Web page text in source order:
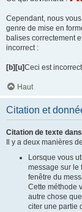
Cependant, nous
genre de mise en
balises correctement
incorrect :
[b][u]Ceci est incorrect
Haut
Citation et
Citation de texte
Il y a deux manières
Lorsque vous
message sur le
fenêtre du
Cette méthode
autre chose
citer une partie